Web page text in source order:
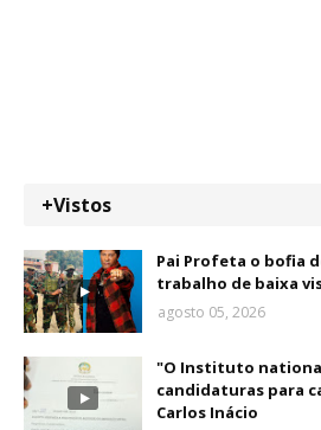
+Vistos
Pai Profeta o bofia
trabalho de baixa
agosto 05, 2026
"O Instituto
candidaturas para
Carlos Inácio